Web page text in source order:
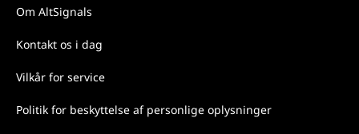
Om AltSignals
Kontakt os i dag
Vilkår for service
Politik for beskyttelse af personlige oplysninger